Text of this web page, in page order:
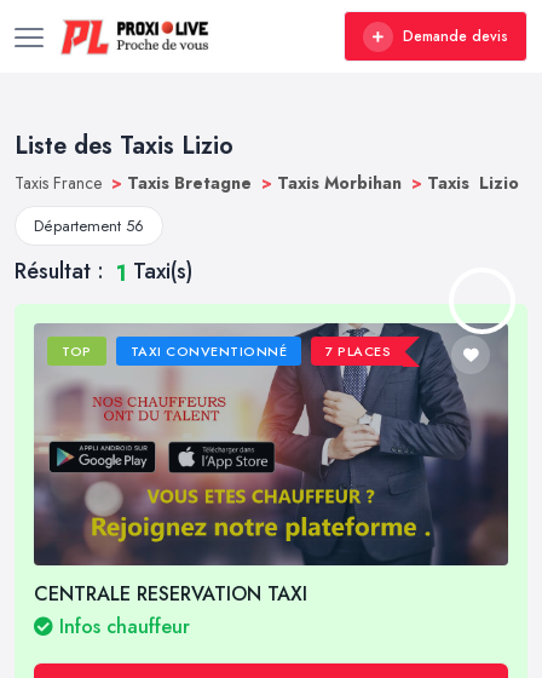
Demande devis
Liste des Taxis Lizio
Taxis France > Taxis Bretagne > Taxis Morbihan > Taxis Lizio
Département 56
Résultat : 1 Taxi(s)
TOP TAXI CONVENTIONNÉ 7 PLACES
CENTRALE RESERVATION TAXI
Infos chauffeur